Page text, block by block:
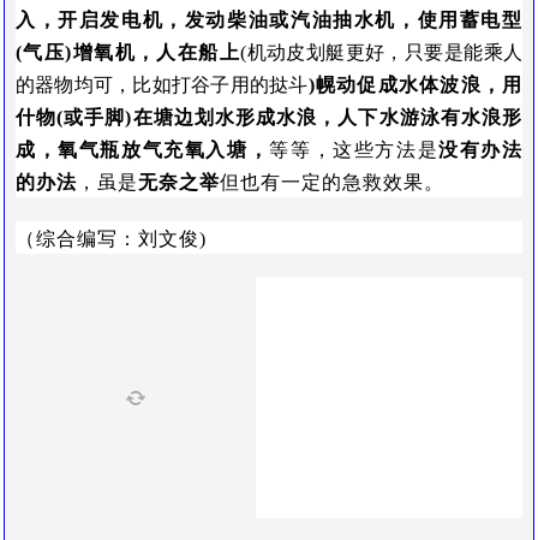
入，开启发电机，发动柴油或汽油抽水机，使用蓄电型
(气压)增氧机，人在船上(机动皮划艇更好，只要是能乘人
的器物均可，比如打谷子用的挞斗)幌动促成水体波浪，用
什物(或手脚)在塘边划水形成水浪，人下水游泳有水浪形
成，氧气瓶放气充氧入塘，等等，这些方法是没有办法
的办法 ，虽是无奈之举但也有一定的急救效果。
（综合编写：刘文俊)